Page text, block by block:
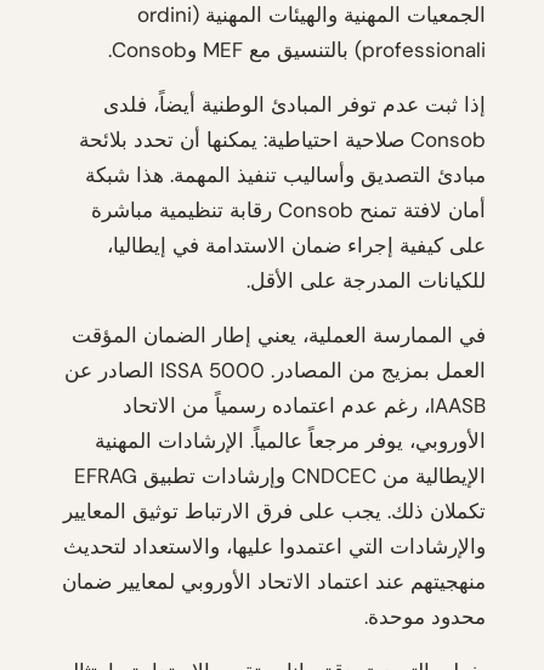
الجمعيات المهنية والهيئات المهنية (ordini
professionali) بالتنسيق مع MEF وConsob.
إذا ثبت عدم توفر المبادئ الوطنية أيضاً، فلدى
Consob صلاحية احتياطية: يمكنها أن تحدد بلائحة
مبادئ التصديق وأساليب تنفيذ المهمة. هذا شبكة
أمان لافتة تمنح Consob رقابة تنظيمية مباشرة
على كيفية إجراء ضمان الاستدامة في إيطاليا،
للكيانات المدرجة على الأقل.
في الممارسة العملية، يعني إطار الضمان المؤقت
العمل بمزيج من المصادر. ISSA 5000 الصادر عن
IAASB، رغم عدم اعتماده رسمياً من الاتحاد
الأوروبي، يوفر مرجعاً عالمياً. الإرشادات المهنية
الإيطالية من CNDCEC وإرشادات تطبيق EFRAG
تكملان ذلك. يجب على فرق الارتباط توثيق المعايير
والإرشادات التي اعتمدوا عليها، والاستعداد لتحديث
منهجيتهم عند اعتماد الاتحاد الأوروبي لمعايير ضمان
محدود موحدة.